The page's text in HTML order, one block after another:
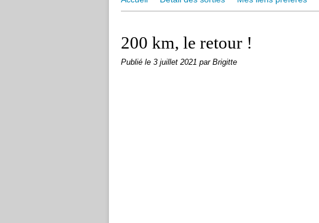
200 km, le retour !
Publié le 3 juillet 2021 par Brigitte